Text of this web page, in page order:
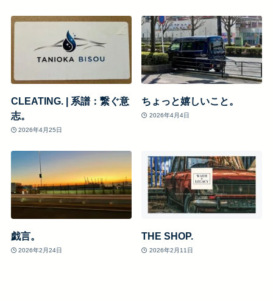
CLEATING. | 系譜：繋ぐ意
志。
2026年4月25日
ちょっと嬉しいこと。
2026年4月4日
戯言。
2026年2月24日
THE SHOP.
2026年2月11日